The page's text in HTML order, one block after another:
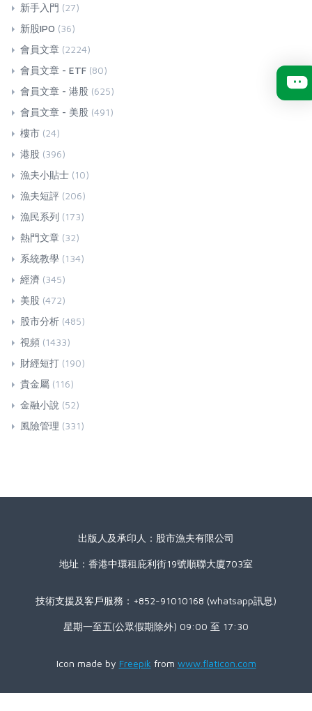
新手入門 (27)
新股IPO (36)
會員文章 (2224)
會員文章 - ETF (80)
會員文章 - 港股 (625)
會員文章 - 美股 (491)
樓市 (24)
港股 (396)
漁夫小貼士 (10)
漁夫短評 (206)
漁民系列 (173)
熱門文章 (32)
系統教學 (134)
經濟 (345)
美股 (472)
股市分析 (485)
視頻 (1433)
財經短打 (190)
貴金屬 (116)
金融小說 (52)
風險管理 (331)
出版人及承印人：股市漁夫有限公司
地址：香港中環租庇利街19號順聯大廈703室
技術支援及客戶服務：+852-91010168 (whatsapp訊息)
星期一至五(公眾假期除外) 09:00 至 17:30
Icon made by Freepik from www.flaticon.com